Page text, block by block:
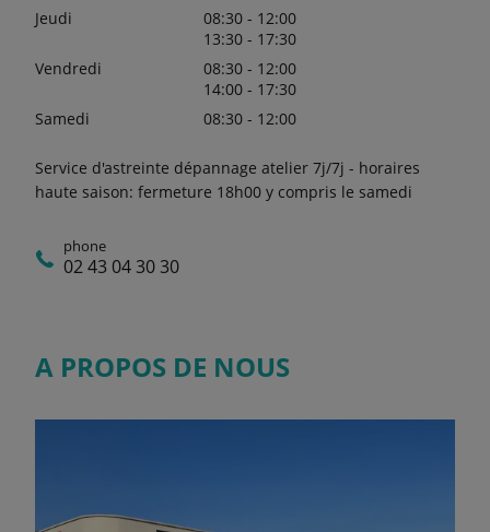
Jeudi
08:30 - 12:00
13:30 - 17:30
Vendredi
08:30 - 12:00
14:00 - 17:30
Samedi
08:30 - 12:00
Service d'astreinte dépannage atelier 7j/7j - horaires
haute saison: fermeture 18h00 y compris le samedi
phone
02 43 04 30 30
A PROPOS DE NOUS